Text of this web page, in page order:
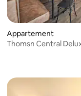
sur 5 sur la base
Appartement
Thomsn Central